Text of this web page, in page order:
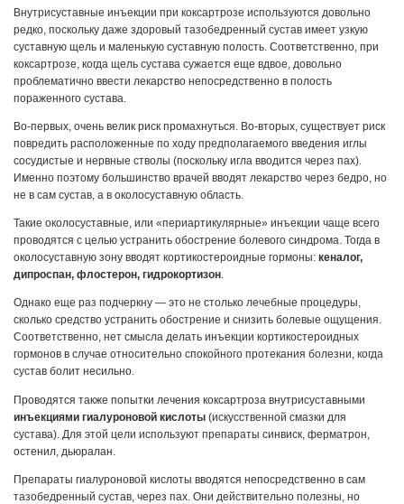
Внутрисуставные инъекции при коксартрозе используются довольно
редко, поскольку даже здоровый тазобедренный сустав имеет узкую
суставную щель и маленькую суставную полость. Соответственно, при
коксартрозе, когда щель сустава сужается еще вдвое, довольно
проблематично ввести лекарство непосредственно в полость
пораженного сустава.
Во-первых, очень велик риск промахнуться. Во-вторых, существует риск
повредить расположенные по ходу предполагаемого введения иглы
сосудистые и нервные стволы (поскольку игла вводится через пах).
Именно поэтому большинство врачей вводят лекарство через бедро, но
не в сам сустав, а в околосуставную область.
Такие околосуставные, или «периартикулярные» инъекции чаще всего
проводятся с целью устранить обострение болевого синдрома. Тогда в
околосуставную зону вводят кортикостероидные гормоны: кеналог,
дипроспан, флостерон, гидрокортизон.
Однако еще раз подчеркну — это не столько лечебные процедуры,
сколько средство устранить обострение и снизить болевые ощущения.
Соответственно, нет смысла делать инъекции кортикостероидных
гормонов в случае относительно спокойного протекания болезни, когда
сустав болит несильно.
Проводятся также попытки лечения коксартроза внутрисуставными
инъекциями гиалуроновой кислоты (искусственной смазки для
сустава). Для этой цели используют препараты синвиск, ферматрон,
остенил, дьюралан.
Препараты гиалуроновой кислоты вводятся непосредственно в сам
тазобедренный сустав, через пах. Они действительно полезны, но